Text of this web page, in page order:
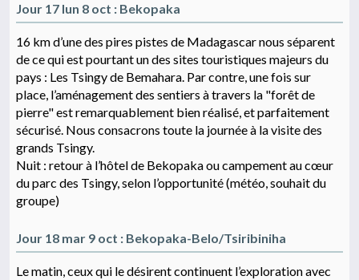
Jour 17 lun 8 oct : Bekopaka
16 km d’une des pires pistes de Madagascar nous séparent
de ce qui est pourtant un des sites touristiques majeurs du
pays : Les Tsingy de Bemahara. Par contre, une fois sur
place, l’aménagement des sentiers à travers la "forêt de
pierre" est remarquablement bien réalisé, et parfaitement
sécurisé. Nous consacrons toute la journée à la visite des
grands Tsingy.
Nuit : retour à l’hôtel de Bekopaka ou campement au cœur
du parc des Tsingy, selon l’opportunité (météo, souhait du
groupe)
Jour 18 mar 9 oct : Bekopaka-Belo/Tsiribiniha
Le matin, ceux qui le désirent continuent l’exploration avec